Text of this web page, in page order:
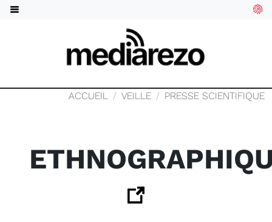
ACCUEIL VEILLE PRESSE SCIENTIFIQUE